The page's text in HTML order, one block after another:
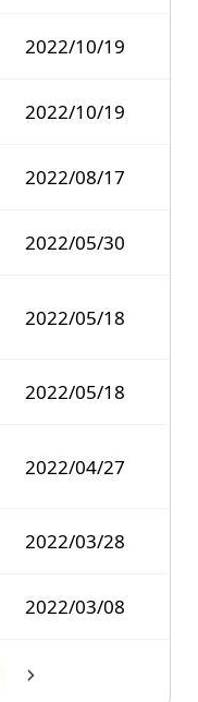
2022/10/19
2022/10/19
2022/08/17
2022/05/30
2022/05/18
2022/05/18
2022/04/27
2022/03/28
2022/03/08